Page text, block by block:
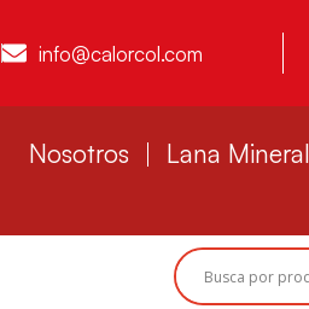
info@calorcol.com
Nosotros Lana